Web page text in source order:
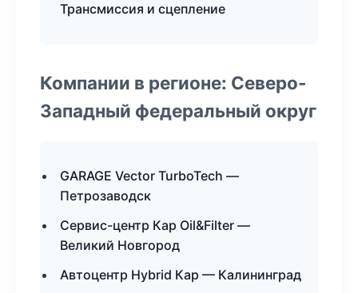
Трансмиссия и сцепление
Компании в регионе: Северо-
Западный федеральный округ
GARAGE Vector TurboTech —
Петрозаводск
Сервис-центр Кар Oil&Filter —
Великий Новгород
Автоцентр Hybrid Кар — Калининград